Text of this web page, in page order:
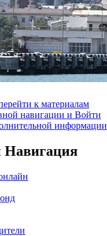
к материалам
навигации и Войти
информации
Навигация